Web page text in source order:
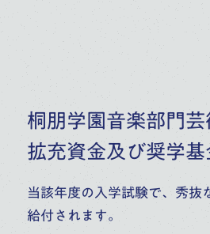
桐朋学園音楽部門芸
拡充資金及び奨学
当該年度の入学試験で、秀抜
給付されます。